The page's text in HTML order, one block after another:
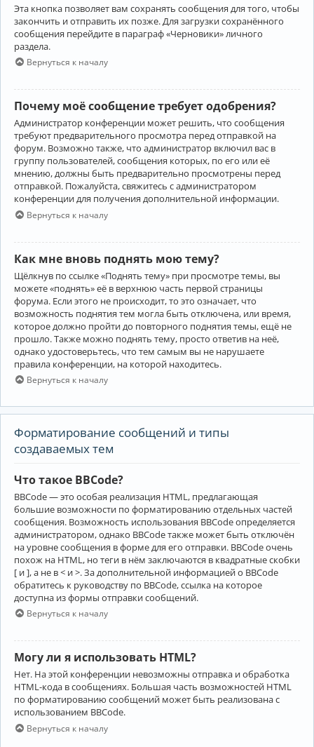
Эта кнопка позволяет вам сохранять сообщения для того, чтобы
закончить и отправить их позже. Для загрузки сохранённого
сообщения перейдите в параграф «Черновики» личного
раздела.
Вернуться к началу
Почему моё сообщение требует одобрения?
Администратор конференции может решить, что сообщения
требуют предварительного просмотра перед отправкой на
форум. Возможно также, что администратор включил вас в
группу пользователей, сообщения которых, по его или её
мнению, должны быть предварительно просмотрены перед
отправкой. Пожалуйста, свяжитесь с администратором
конференции для получения дополнительной информации.
Вернуться к началу
Как мне вновь поднять мою тему?
Щёлкнув по ссылке «Поднять тему» при просмотре темы, вы
можете «поднять» её в верхнюю часть первой страницы
форума. Если этого не происходит, то это означает, что
возможность поднятия тем могла быть отключена, или время,
которое должно пройти до повторного поднятия темы, ещё не
прошло. Также можно поднять тему, просто ответив на неё,
однако удостоверьтесь, что тем самым вы не нарушаете
правила конференции, на которой находитесь.
Вернуться к началу
Форматирование сообщений и типы
создаваемых тем
Что такое BBCode?
BBCode — это особая реализация HTML, предлагающая
большие возможности по форматированию отдельных частей
сообщения. Возможность использования BBCode определяется
администратором, однако BBCode также может быть отключён
на уровне сообщения в форме для его отправки. BBCode очень
похож на HTML, но теги в нём заключаются в квадратные скобки
[ и ], а не в < и >. За дополнительной информацией о BBCode
обратитесь к руководству по BBCode, ссылка на которое
доступна из формы отправки сообщений.
Вернуться к началу
Могу ли я использовать HTML?
Нет. На этой конференции невозможны отправка и обработка
HTML-кода в сообщениях. Большая часть возможностей HTML
по форматированию сообщений может быть реализована с
использованием BBCode.
Вернуться к началу